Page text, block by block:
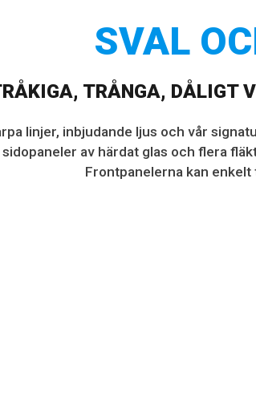
SVAL
TRÅNGA, DÅLIGT
linjer, inbjudande ljus och vår
sidopaneler av härdat glas och flera
Frontpanelerna kan